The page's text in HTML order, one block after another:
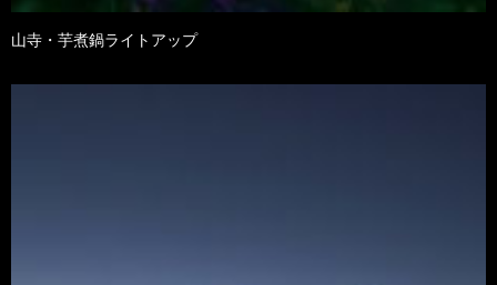
山寺・芋煮鍋ライトアップ